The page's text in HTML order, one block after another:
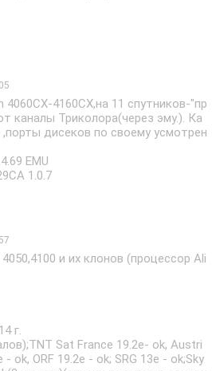
4160CX,на 11 спутников-"пр
каналы Триколора(через эму.). Ка
дисеков по своему усмотрен
EMU
1.0.7
и их клонов (процессор Ali
г.
Sat France 19.2e- ok, Austri
ok, ORF 19.2e - ok; SRG 13e - ok;Sky